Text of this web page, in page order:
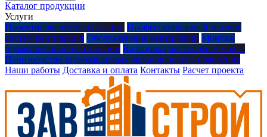
Каталог продукции
Услуги
Проектирование вентиляции Профессиональный монтаж
систем вентиляции Обслуживание вентиляции Монтаж
промышленной вентиляции Вальцовка листового металла
Производство шумозащитных экранов нового поколения
Наши работы Доставка и оплата Контакты Расчет проекта